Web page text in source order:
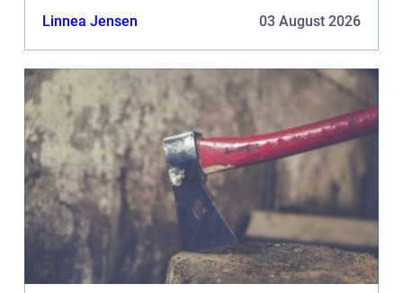
Linnea Jensen 03 August 2026